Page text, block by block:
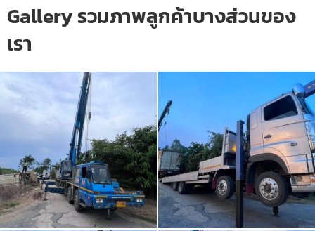
Gallery รวมภาพลูกค้าบางส่วนของ
เรา